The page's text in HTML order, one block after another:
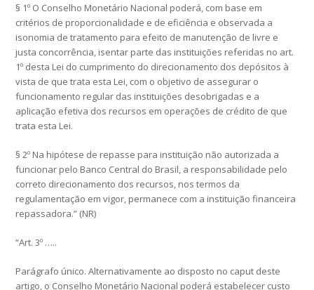
§ 1º O Conselho Monetário Nacional poderá, com base em
critérios de proporcionalidade e de eficiência e observada a
isonomia de tratamento para efeito de manutenção de livre e
justa concorrência, isentar parte das instituições referidas no art.
1º desta Lei do cumprimento do direcionamento dos depósitos à
vista de que trata esta Lei, com o objetivo de assegurar o
funcionamento regular das instituições desobrigadas e a
aplicação efetiva dos recursos em operações de crédito de que
trata esta Lei.
§ 2º Na hipótese de repasse para instituição não autorizada a
funcionar pelo Banco Central do Brasil, a responsabilidade pelo
correto direcionamento dos recursos, nos termos da
regulamentação em vigor, permanece com a instituição financeira
repassadora.” (NR)
“Art. 3º …..
Parágrafo único. Alternativamente ao disposto no caput deste
artigo, o Conselho Monetário Nacional poderá estabelecer custo